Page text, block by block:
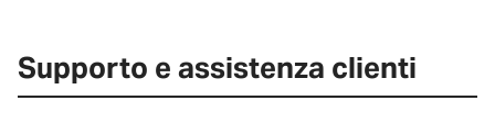
Supporto e assistenza clienti